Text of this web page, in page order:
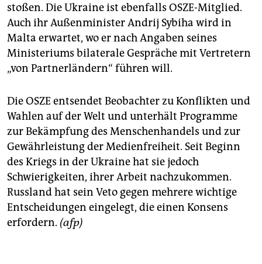
stoßen. Die Ukraine ist ebenfalls OSZE-Mitglied.
Auch ihr Außenminister Andrij Sybiha wird in
Malta erwartet, wo er nach Angaben seines
Ministeriums bilaterale Gespräche mit Vertretern
„von Partnerländern“ führen will.
Die OSZE entsendet Beobachter zu Konflikten und
Wahlen auf der Welt und unterhält Programme
zur Bekämpfung des Menschenhandels und zur
Gewährleistung der Medienfreiheit. Seit Beginn
des Kriegs in der Ukraine hat sie jedoch
Schwierigkeiten, ihrer Arbeit nachzukommen.
Russland hat sein Veto gegen mehrere wichtige
Entscheidungen eingelegt, die einen Konsens
erfordern. (afp)